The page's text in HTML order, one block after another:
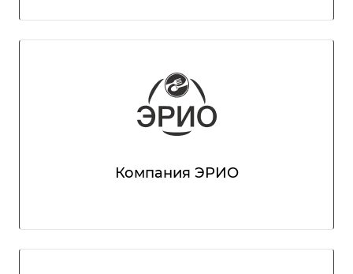
Компания ЭРИО